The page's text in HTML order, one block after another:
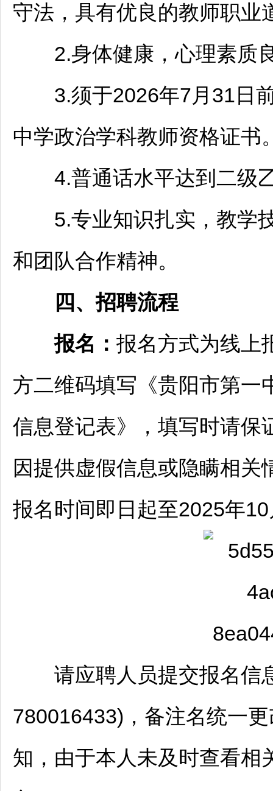
守法，具有优良的教师职业
2.身体健康，心理素质良
3.须于2026年7月31日前
中学政治学科教师资格证书
4.普通话水平达到二级
5.专业知识扎实，教学技
和团队合作精神。
四、招聘流程
报名 ： 报名方式为线上
方二维码填写《贵阳市第一
信息登记表》，填写时请保
因提供虚假信息或隐瞒相
报名时间即日起至2025年
请应聘人员提交报名信
780016433)，备注名统一
知，由于本人未及时查看相